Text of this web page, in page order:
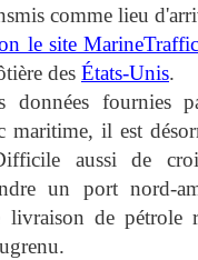
comme lieu
le site MarineTraffic
des États-Unis.
données fournies
maritime, il est
aussi de
un port nord-
livraison de pétrole